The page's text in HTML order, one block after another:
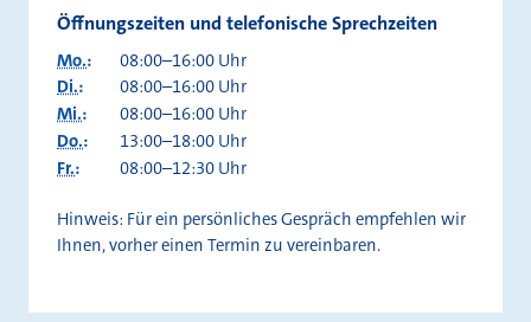
Öffnungszeiten und telefonische Sprechzeiten
Mo.:
08:00–16:00 Uhr
Di.:
08:00–16:00 Uhr
Mi.:
08:00–16:00 Uhr
Do.:
13:00–18:00 Uhr
Fr.: 08:00–12:30 Uhr
Hinweis: Für ein persönliches Gespräch empfehlen wir
Ihnen, vorher einen Termin zu vereinbaren.